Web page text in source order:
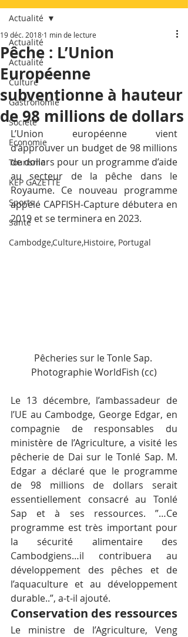
Actualité
Actualité
Culture
Gastronomie
Société
Economie
Tourisme
KEP GAZETTE
Sports
Santé
Cambodge,Culture,Histoire, Portugal
Actualité
Pêche : L’Union
Européenne
subventionne à hauteur
de 98 millions de dollars
19 déc. 2018 1 min de lecture
L’Union européenne vient
d’approuver un budget de 98 millions
de dollars pour un programme d’aide
au secteur de la pêche dans le
Royaume. Ce nouveau programme
appelé CAPFISH-Capture débutera en
2019 et se terminera en 2023.
Pêcheries sur le Tonle Sap.
Photographie WorldFish (cc)
Le 13 décembre, l’ambassadeur de
l’UE au Cambodge, George Edgar, en
compagnie de responsables du
ministère de l’Agriculture, a visité les
pêcherie de Dai sur le Tonlé Sap. M.
Edgar a déclaré que le programme
de 98 millions de dollars serait
essentiellement consacré au Tonlé
Sap et à ses ressources. ”…Ce
programme est très important pour
la sécurité alimentaire des
Cambodgiens…il contribuera au
développement des pêches et de
l’aquaculture et au développement
durable..”, a-t-il ajouté.
Conservation des ressources
Le ministre de l’Agriculture, Veng